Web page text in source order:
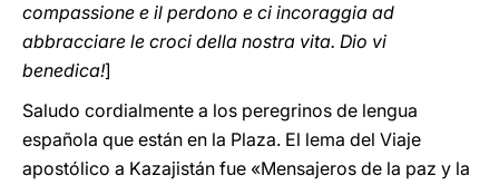
compassione e il perdono e ci incoraggia ad
abbracciare le croci della nostra vita. Dio vi
benedica!]
Saludo cordialmente a los peregrinos de lengua
española que están en la Plaza. El lema del Viaje
apostólico a Kazajistán fue «Mensajeros de la paz y la